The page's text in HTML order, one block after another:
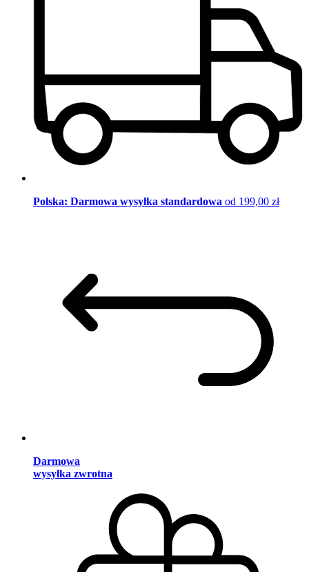
Polska: Darmowa wysyłka standardowa od 199,00 zł
Darmowa
wysyłka zwrotna